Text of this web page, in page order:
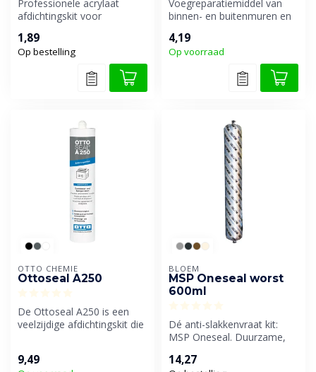
Professionele acrylaat
afdichtingskit voor
geschikt ...
1,89
Op bestelling
Voegreparatiemiddel van
binnen- en buitenmuren en
steenstri...
4,19
Op voorraad
OTTO CHEMIE
Ottoseal A250
De Ottoseal A250 is een
veelzijdige afdichtingskit die
9,49
BLOEM
MSP Oneseal worst
600ml
Dé anti-slakkenvraat kit:
MSP Oneseal. Duurzame,
voor...
14,27